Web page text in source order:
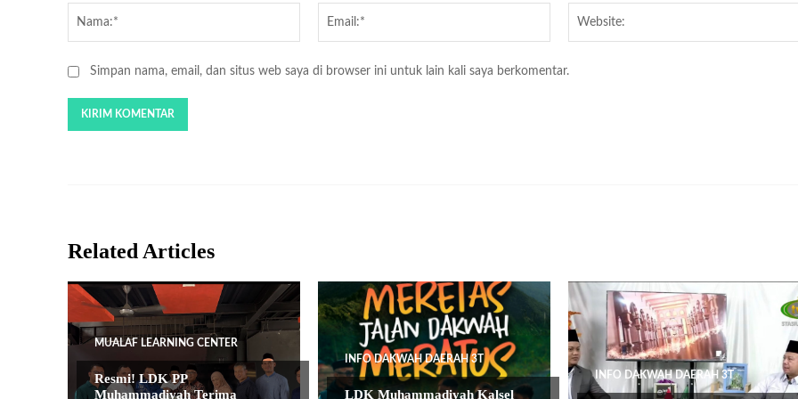
Simpan nama, email, dan situs web saya di browser ini untuk lain kali saya berkomentar.
Related Articles
MUALAF LEARNING CENTER
Resmi! LDK PP
Muhammadiyah Terima
INFO DAKWAH DAERAH 3T
LDK Muhammadiyah Kalsel
INFO DAKWAH DAERAH 3T